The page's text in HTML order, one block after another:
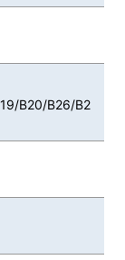
B20/B26/B2